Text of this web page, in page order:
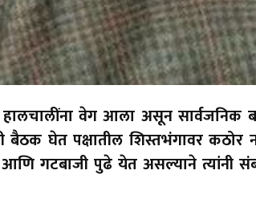
वेग आला असून सार्वजनिक
घेत पक्षातील शिस्तभंगावर कठोर
गटबाजी पुढे येत असल्याने त्यांनी